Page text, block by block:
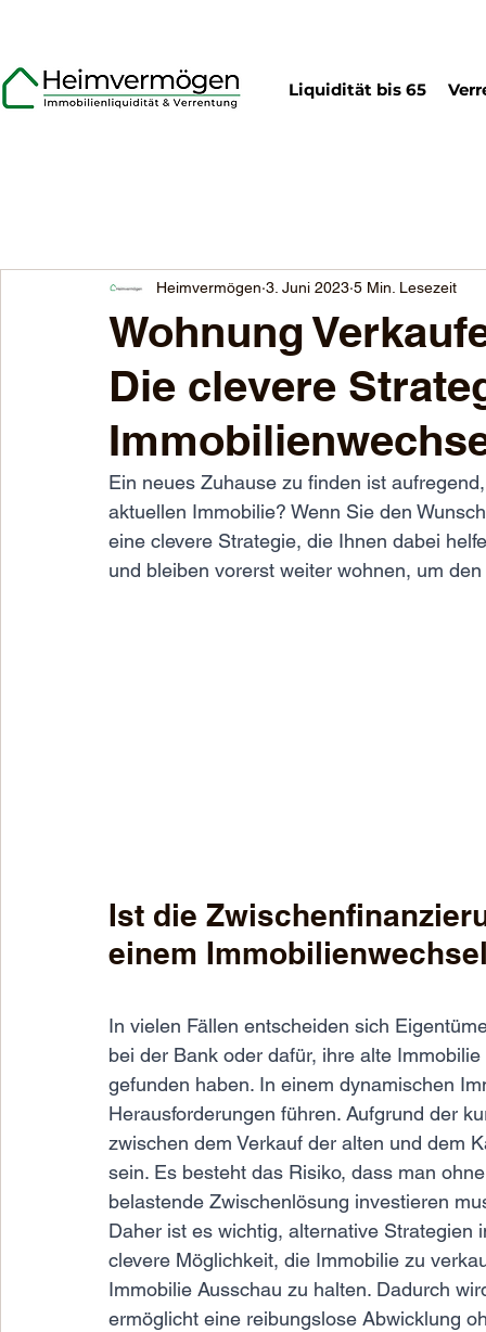
Liquidität bis 65
Wohnung
Die clevere
Heimvermögen 3. Juni 2023 5 Min. Lesezeit
Ein neues Zuhause zu finden ist
aktuellen Immobilie? Wenn Sie den
eine clevere Strategie, die Ihnen dabei
und bleiben vorerst weiter wohnen, um
Ist die
einem
In vielen Fällen entscheiden sich
bei der Bank oder dafür, ihre alte
gefunden haben. In einem dynamischen
Herausforderungen führen. Aufgrund der
zwischen dem Verkauf der alten und dem
sein. Es besteht das Risiko, dass man
belastende Zwischenlösung investieren
Daher ist es wichtig, alternative
clevere Möglichkeit, die Immobilie zu
Immobilie Ausschau zu halten. Dadurch
ermöglicht eine reibungslose Abwicklung